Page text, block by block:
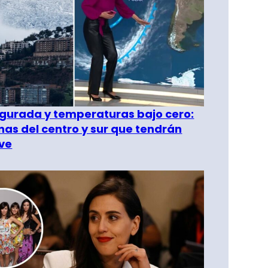
y temperaturas bajo cero:
del centro y sur que tendrán